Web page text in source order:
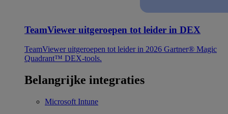
TeamViewer uitgeroepen tot leider in DEX
TeamViewer uitgeroepen tot leider in 2026 Gartner® Magic
Quadrant™ DEX-tools.
Belangrijke integraties
Microsoft Intune